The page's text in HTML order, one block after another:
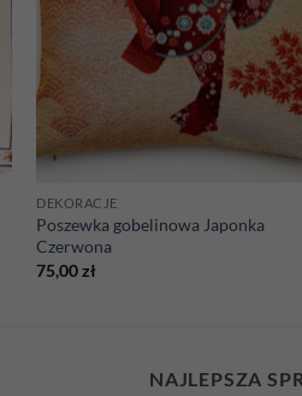
DEKORACJE
Poszewka gobelinowa Japonka
Czerwona
75,00zł
NAJLEPSZA